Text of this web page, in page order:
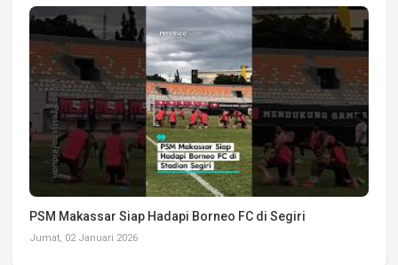
PSM Makassar Siap Hadapi Borneo FC di Segiri
Jumat, 02 Januari 2026